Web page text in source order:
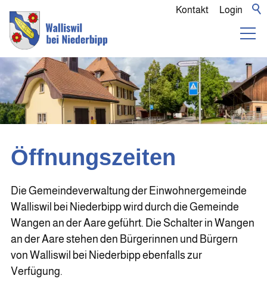
Login
Kontakt
Öffnungszeiten
Die Gemeindeverwaltung der Einwohnergemeinde
Walliswil bei Niederbipp wird durch die Gemeinde
Wangen an der Aare geführt. Die Schalter in Wangen
an der Aare stehen den Bürgerinnen und Bürgern
von Walliswil bei Niederbipp ebenfalls zur
Verfügung.